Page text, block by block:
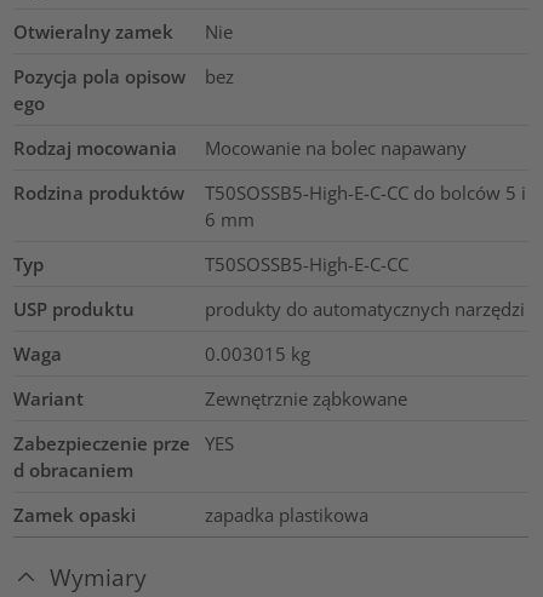
Otwieralny zamek
Nie
Pozycja pola opisow
ego
bez
Rodzaj mocowania
Mocowanie na bolec napawany
Rodzina produktów
T50SOSSB5-High-E-C-CC do bolców 5 i
6 mm
Typ
T50SOSSB5-High-E-C-CC
USP produktu
produkty do automatycznych narzędzi
Waga
0.003015 kg
Wariant
Zewnętrznie ząbkowane
Zabezpieczenie prze
d obracaniem
YES
Zamek opaski zapadka plastikowa
Wymiary